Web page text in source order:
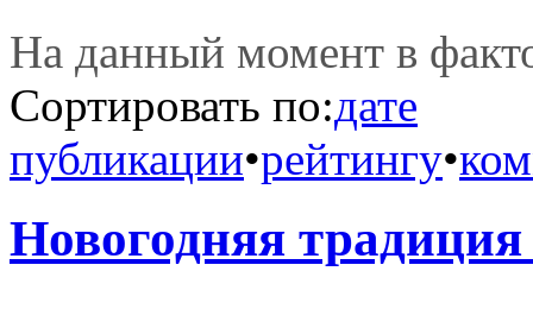
На данный момент в
Сортировать по:дате
публикации•рейтингу•
Новогодняя